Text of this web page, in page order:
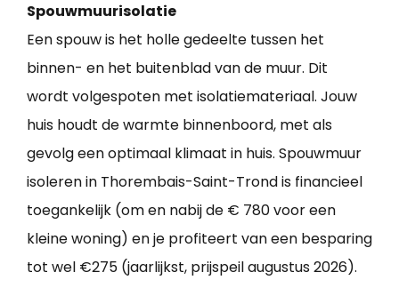
Spouwmuurisolatie
Een spouw is het holle gedeelte tussen het
binnen- en het buitenblad van de muur. Dit
wordt volgespoten met isolatiemateriaal. Jouw
huis houdt de warmte binnenboord, met als
gevolg een optimaal klimaat in huis. Spouwmuur
isoleren in Thorembais-Saint-Trond is financieel
toegankelijk (om en nabij de € 780 voor een
kleine woning) en je profiteert van een besparing
tot wel €275 (jaarlijkst, prijspeil augustus 2026).